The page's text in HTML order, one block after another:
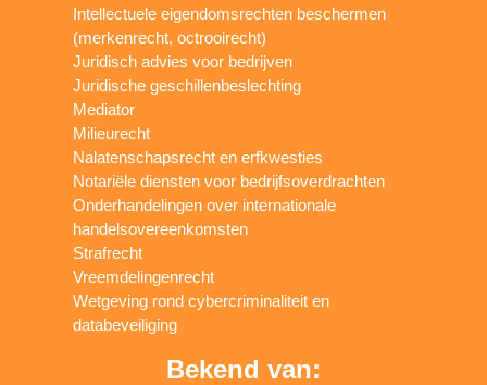
Intellectuele eigendomsrechten beschermen
(merkenrecht, octrooirecht)
Juridisch advies voor bedrijven
Juridische geschillenbeslechting
Mediator
Milieurecht
Nalatenschapsrecht en erfkwesties
Notariële diensten voor bedrijfsoverdrachten
Onderhandelingen over internationale
handelsovereenkomsten
Strafrecht
Vreemdelingenrecht
Wetgeving rond cybercriminaliteit en
databeveiliging
Bekend van: